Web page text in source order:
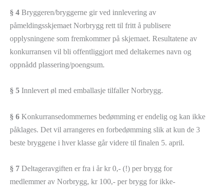
§ 4 Bryggeren/bryggerne gir ved innlevering av
påmeldingsskjemaet Norbrygg rett til fritt å publisere
opplysningene som fremkommer på skjemaet. Resultatene av
konkurransen vil bli offentliggjort med deltakernes navn og
oppnådd plassering/poengsum.
§ 5 Innlevert øl med emballasje tilfaller Norbrygg.
§ 6 Konkurransedommernes bedømming er endelig og kan ikke
påklages. Det vil arrangeres en forbedømming slik at kun de 3
beste bryggene i hver klasse går videre til finalen 5. april.
§ 7 Deltageravgiften er fra i år kr 0,- (!) per brygg for
medlemmer av Norbrygg, kr 100,- per brygg for ikke-